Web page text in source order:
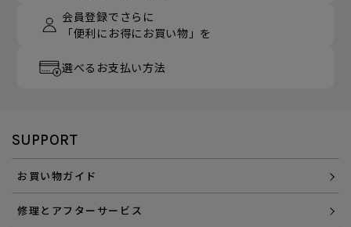
会員登録でさらに
「便利にお得にお買い物」を
選べるお支払い方法
SUPPORT
お買い物ガイド
修理とアフターサービス